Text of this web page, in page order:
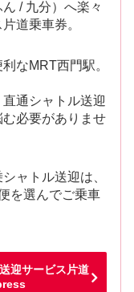
/ 九分）へ楽々
道乗車券。
なMRT西門駅。
通シャトル送迎
必要がありませ
ャトル送迎は、
を選んでご乗車
迎サービス片道